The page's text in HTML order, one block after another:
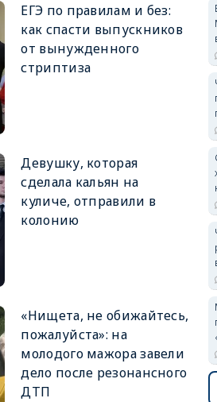
ЕГЭ по правилам и без:
как спасти выпускников
от вынужденного
стриптиза
Девушку, которая
сделала кальян на
куличе, отправили в
колонию
«Нищета, не обижайтесь,
пожалуйста»: на
молодого мажора завели
дело после резонансного
ДТП